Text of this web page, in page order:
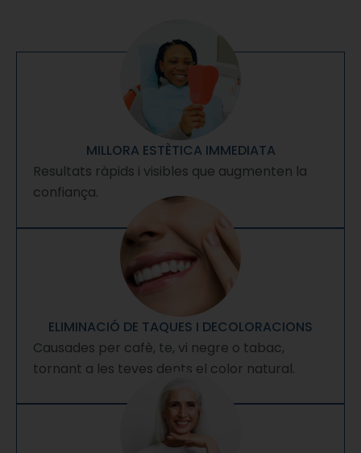
MILLORA ESTÈTICA IMMEDIATA
Resultats ràpids i visibles que augmenten la
confiança.
ELIMINACIÓ DE TAQUES I DECOLORACIONS
Causades per cafè, te, vi negre o tabac,
tornant a les teves dents el color natural.